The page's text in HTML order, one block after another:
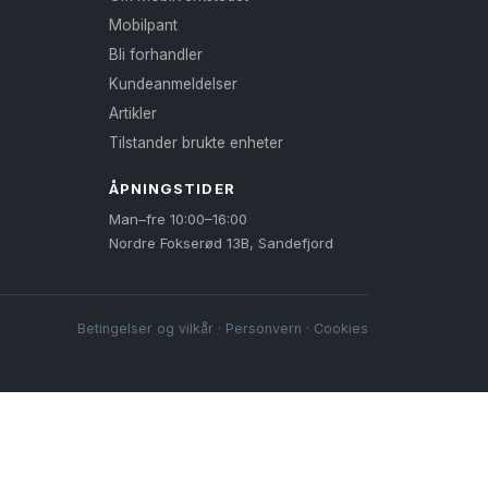
produktsiden
Mobilpant
Bli forhandler
Kundeanmeldelser
Artikler
Tilstander brukte enheter
ÅPNINGSTIDER
Man–fre 10:00–16:00
Nordre Fokserød 13B, Sandefjord
Betingelser og vilkår · Personvern · Cookies